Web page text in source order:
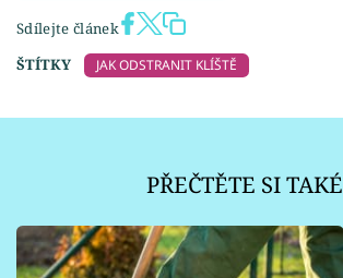
Sdílejte článek
ŠTÍTKY
JAK ODSTRANIT KLÍŠTĚ
PŘEČTĚTE SI TAKÉ